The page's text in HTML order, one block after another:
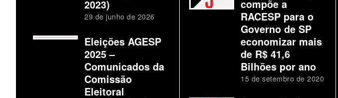
2023)
29 de junho de 2026
Eleições AGESP
2025 –
Comunicados da
Comissão
Eleitoral
compõe a
RACESP para o
Governo de SP
economizar mais
de R$ 41,6
Bilhões por ano
15 de setembro de 2020